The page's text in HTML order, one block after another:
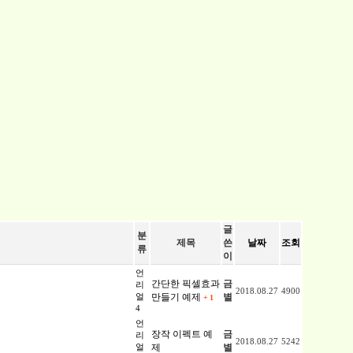
분
류
제목
글
쓴
이
날짜 조회
언
리
얼
4
간단한 픽셀효과
만들기 예제
+ 1
금
별
2018.08.27 4900
언
리
얼
장작 이펙트 예
제
금
별
2018.08.27 5242